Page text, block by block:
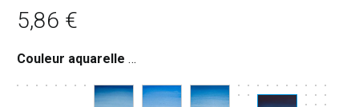
5,86 €
Couleur aquarelle W&N Pro